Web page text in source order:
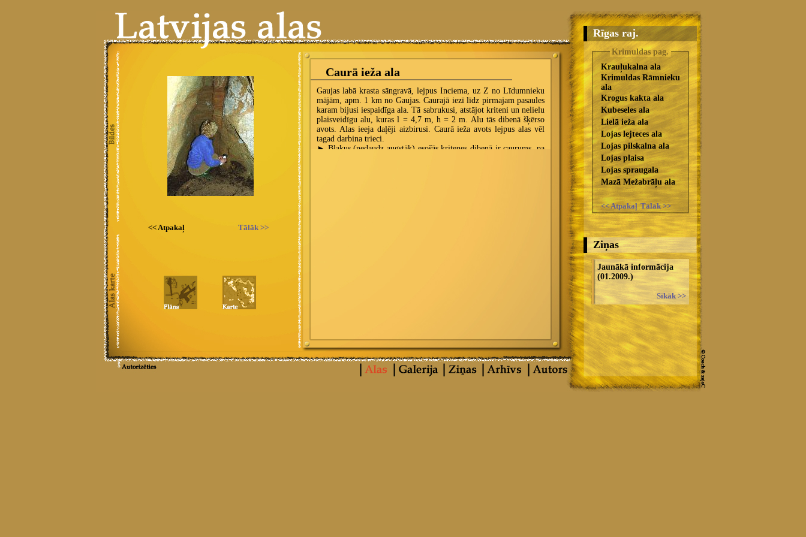
Rīgas raj.
Krimuldas pag.
Krauļukalna ala
Krimuldas Rāmnieku
ala
Krogus kakta ala
Kubeseles ala
Lielā ieža ala
Lojas lejteces ala
Lojas pilskalna ala
Lojas plaisa
Lojas spraugala
Mazā Mežabrāļu ala
<< Atpakaļ Tālāk >>
Ziņas
Jaunākā informācija
(01.2009.)
Sīkāk >>
<< Atpakaļ Tālāk >>